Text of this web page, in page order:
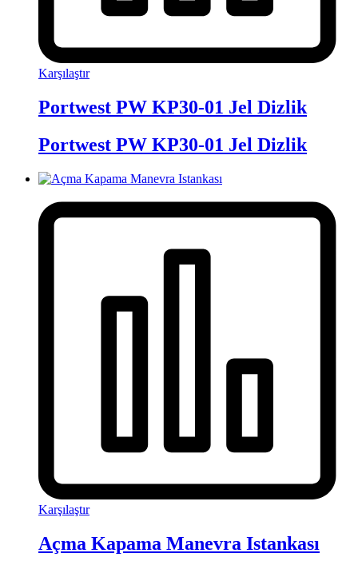
Karşılaştır
Portwest PW KP30-01 Jel Dizlik
Portwest PW KP30-01 Jel Dizlik
Karşılaştır
Açma Kapama Manevra Istankası